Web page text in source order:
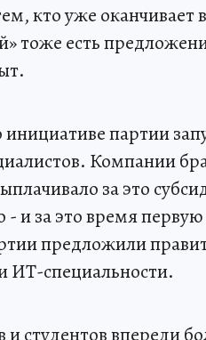
кто уже оканчивает
тоже есть
инициативе партии
Компании
за это
- и за это время
предложили
ИТ-специальности.
студентов впереди